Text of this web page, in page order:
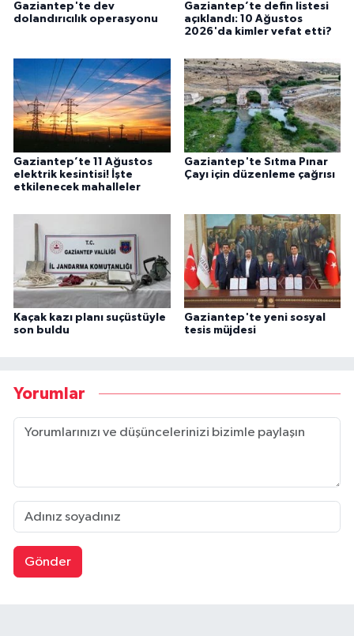
Gaziantep'te dev
dolandırıcılık operasyonu
Gaziantep’te defin listesi
açıklandı: 10 Ağustos
2026'da kimler vefat etti?
Gaziantep’te 11 Ağustos
elektrik kesintisi! İşte
etkilenecek mahalleler
Gaziantep'te Sıtma Pınar
Çayı için düzenleme çağrısı
Kaçak kazı planı suçüstüyle
son buldu
Gaziantep'te yeni sosyal
tesis müjdesi
Yorumlar
Gönder